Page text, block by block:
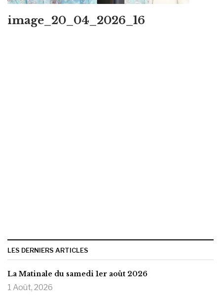
image_20_04_2026_16
LES DERNIERS ARTICLES
La Matinale du samedi 1er août 2026
1 Août, 2026